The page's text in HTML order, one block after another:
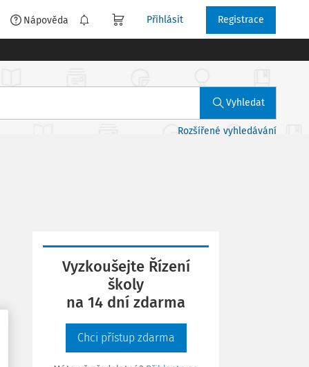
Nápověda Přihlásit Registrace
Vyhledat
Rozšířené vyhledávání
Vyzkoušejte Řízení
školy
na 14 dní zdarma
Chci přístup zdarma